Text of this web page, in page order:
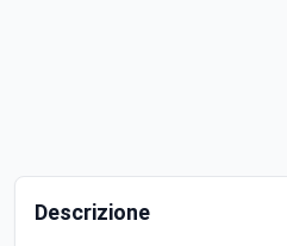
Descrizione